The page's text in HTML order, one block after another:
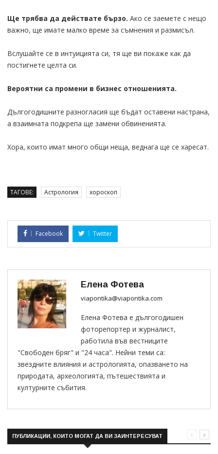
Ще трябва да действате бързо. Ако се заемете с нещо
важно, ще имате малко време за съмнения и размисъл.
Вслушайте се в интуицията си, тя ще ви покаже как да
постигнете целта си.
Вероятни са промени в бизнес отношенията.
Дългогодишните разногласия ще бъдат оставени настрана,
а взаимната подкрепа ще замени обвиненията.
Хора, които имат много общи неща, веднага ще се харесат.
ТАГОВЕ: Астрология хороскоп
Facebook Twitter
Елена Фотева
viapontika@viapontika.com
Елена Фотева е дългогодишен
фоторепортер и журналист,
работила във вестниците
"Свободен бряг" и "24 часа". Нейни теми са:
звездните влияния и астрологията, опазването на
природата, археологията, пътешествията и
културните събития.
ПУБЛИКАЦИИ, КОИТО МОГАТ ДА ВИ ЗАИНТЕРЕСУВАТ